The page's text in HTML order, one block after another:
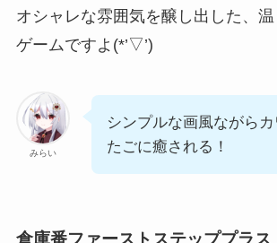
オシャレな雰囲気を醸し出した、
ゲームですよ(*’▽’)
みらい
シンプルな画風ながら
たごに癒される！